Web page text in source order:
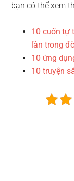
bạn có thể xem
10 cuốn tự
lần trong
10 ứng
10 truyện